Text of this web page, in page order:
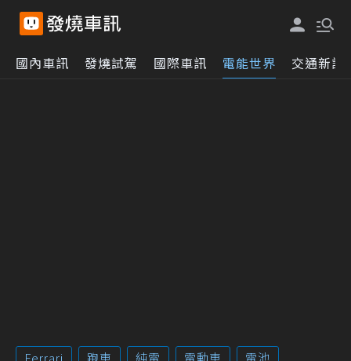
國內車訊 發燒試駕 國際車訊 電能世界 交通新訊
Ferrari 跑車 純電 電動車 電池